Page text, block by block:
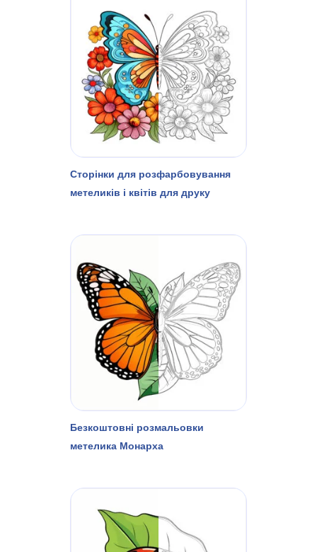
Сторінки для розфарбовування
метеликів і квітів для друку
Безкоштовні розмальовки
метелика Монарха